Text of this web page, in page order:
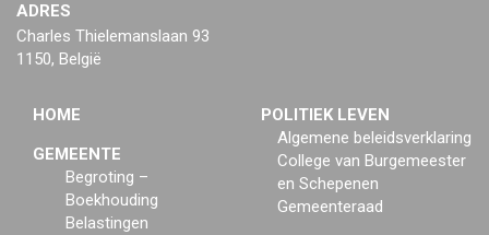
ADRES
Charles Thielemanslaan 93
1150, België
HOME
GEMEENTE
Begroting –
Boekhouding
Belastingen
POLITIEK LEVEN
Algemene beleidsverklaring
College van Burgemeester
en Schepenen
Gemeenteraad